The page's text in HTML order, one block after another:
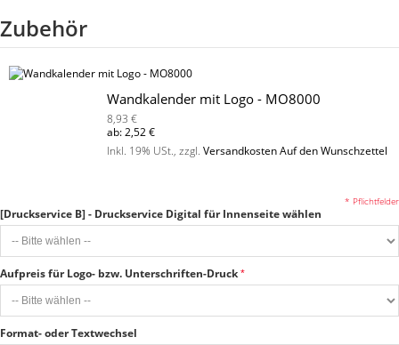
Zubehör
Wandkalender mit Logo - MO8000
8,93 €
ab:2,52 €
Inkl. 19% USt., zzgl. VersandkostenAuf den Wunschzettel
[Druckservice B] - Druckservice Digital für Innenseite wählen
Aufpreis für Logo- bzw. Unterschriften-Druck
Format- oder Textwechsel
* Pflichtfelder